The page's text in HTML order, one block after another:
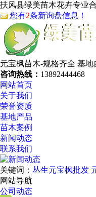
扶风县绿美苗木花卉专业
您有2条新询盘信息！
元宝枫苗木-规格齐全 基地
咨询热线： 13892444468
网站首页
关于我们
荣誉资质
基地产品
苗木案例
新闻动态
联系我们
关键词： 丛生元宝枫批发
网站导航
公司动态